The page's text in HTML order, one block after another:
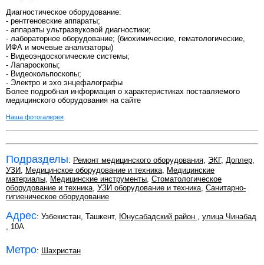
Диагностическое оборудование:
- рентгеновские аппараты;
- аппараты ультразвуковой диагностики;
- лабораторное оборудование; (биохимические, гематологические,
ИФА и мочевые анализаторы)
- Видеоэндоскопические системы;
- Лапароскопы;
- Видеокольпоскопы;
- Электро и эхо энцефалографы
Более подробная информация о характеристиках поставляемого
медицинского оборудования на сайте
Наша фотогалерея
Подразделы: Ремонт медицинского оборудования, ЭКГ, Доплер,
УЗИ, Медицинское оборудование и техника, Медицинские
материалы, Медицинские инструменты, Стоматологическое
оборудование и техника, УЗИ оборудование и техника, Санитарно-
гигиеническое оборудование
Адрес: Узбекистан, Ташкент, Юнусабадский район , улица Чинабад
, 10А
Метро: Шахристан